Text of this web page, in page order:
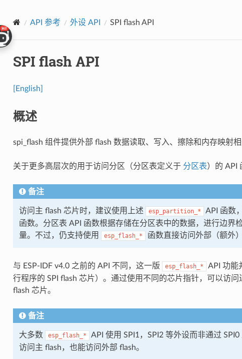
API 参考 外设 API SPI flash API
SPI flash API
[English]
概述
spi_flash 组件提供外部 flash 数据读取、写入、擦除和内存映射相
关于更多高层次的用于访问分区（分区表定义于 分区表）的 API
备注
访问主 flash 芯片时，建议使用上述 esp_partition_* API 函数
函数。分区表 API 函数根据存储在分区表中的数据，进行边界
量。不过，仍支持使用
esp_flash_* 函数直接访问外部（额外
与 ESP-IDF v4.0 之前的 API 不同，这一版 esp_flash_*
API 功能
行程序的 SPI flash 芯片）。通过使用不同的芯片指针，可以访
flash 芯片。
备注
大多数 esp_flash_*
API 使用 SPI1，SPI2 等外设而非通过
访问主 flash，也能访问外部 flash。